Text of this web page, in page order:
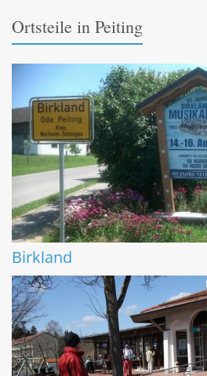
Ortsteile in Peiting
Birkland